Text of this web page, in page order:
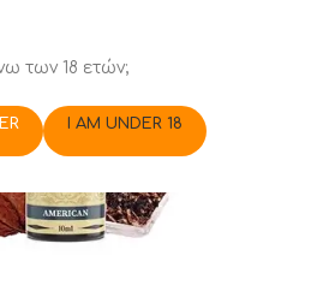
των 18 ετών;
I AM UNDER 18